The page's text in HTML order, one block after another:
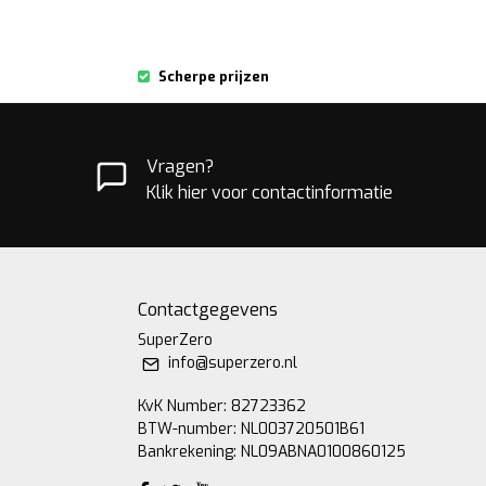
Scherpe prijzen
Vragen?
Klik hier voor contactinformatie
Contactgegevens
SuperZero
info@superzero.nl
KvK Number: 82723362
BTW-number: NL003720501B61
Bankrekening: NL09ABNA0100860125